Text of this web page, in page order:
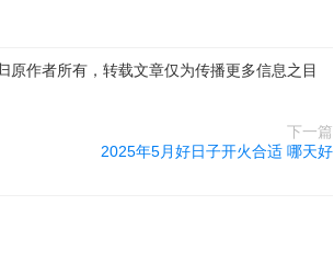
作者所有，转载文章仅为传播更多信息之目
下一篇
2025年5月好日子开火合适 哪天好